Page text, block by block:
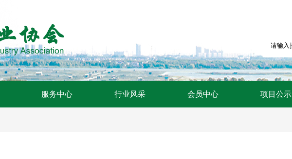
服务中心 行业风采 会员中心 项目公示